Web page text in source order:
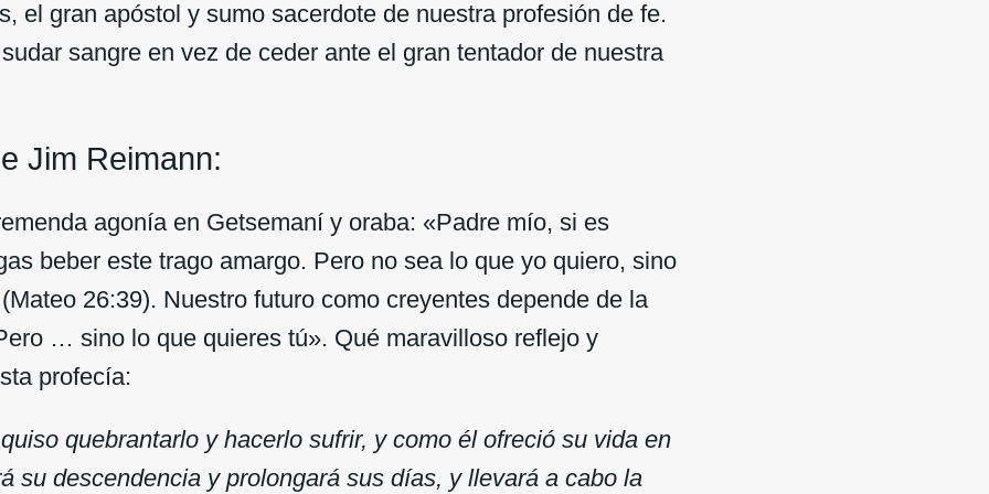
el gran apóstol y sumo sacerdote de nuestra profesión de fe.
sangre en vez de ceder ante el gran tentador de nuestra
Jim Reimann:
agonía en Getsemaní y oraba: «Padre mío, si es
beber este trago amargo. Pero no sea lo que yo quiero, sino
26:39). Nuestro futuro como creyentes depende de la
… sino lo que quieres tú». Qué maravilloso reflejo y
profecía:
quebrantarlo y hacerlo sufrir, y como él ofreció su vida en
su descendencia y prolongará sus días, y llevará a cabo la